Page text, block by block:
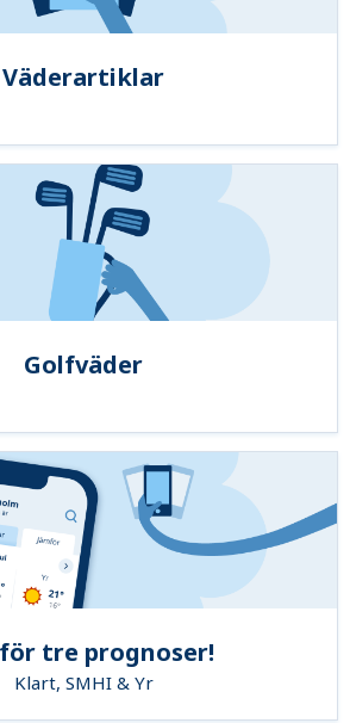
Väderartiklar
Golfväder
tre prognoser!
Klart, SMHI & Yr